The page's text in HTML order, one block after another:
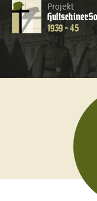
Projekt
Hultschiner
1939 - 45